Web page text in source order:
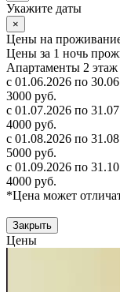
Укажите даты
×
Цены на
Цены за 1 ночь
Апартаменты 2 этаж
с 01.06.2026 по
3000 руб.
с 01.07.2026 по
4000 руб.
с 01.08.2026 по
5000 руб.
с 01.09.2026 по
4000 руб.
*Цена может
Закрыть
Цены